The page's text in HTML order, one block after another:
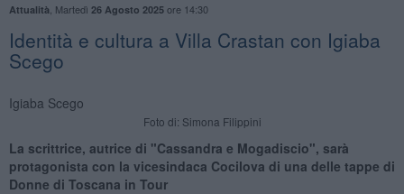
Attualità Martedì 26 Agosto 2025ore 14:30
Identità e cultura a Villa Crastan con Igiaba
Scego
Igiaba Scego
Foto di: Simona Filippini
La scrittrice, autrice di "Cassandra e Mogadiscio", sarà
protagonista con la vicesindaca Cocilova di una delle tappe di
Donne di Toscana in Tour